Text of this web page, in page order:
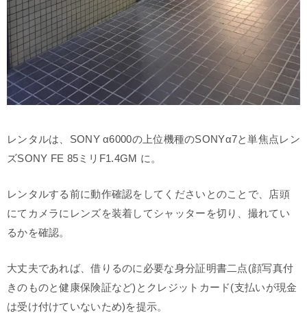
レンタルは、SONY α6000の上位機種のSONYα7と単焦点レン
ズSONY FE 85ミリF1.4GM に。
レンタルする前に動作確認をしてくださいとのことで、店頭
にてカメラにレンズを装着してシャッターを切り、撮れてい
るかを確認。
大丈夫であれば、借りるのに必要な身分証明書二点(顔写真付
きのものと健康保険証など)とクレジットカード(支払いが現金
は受け付けていないため)を提示。